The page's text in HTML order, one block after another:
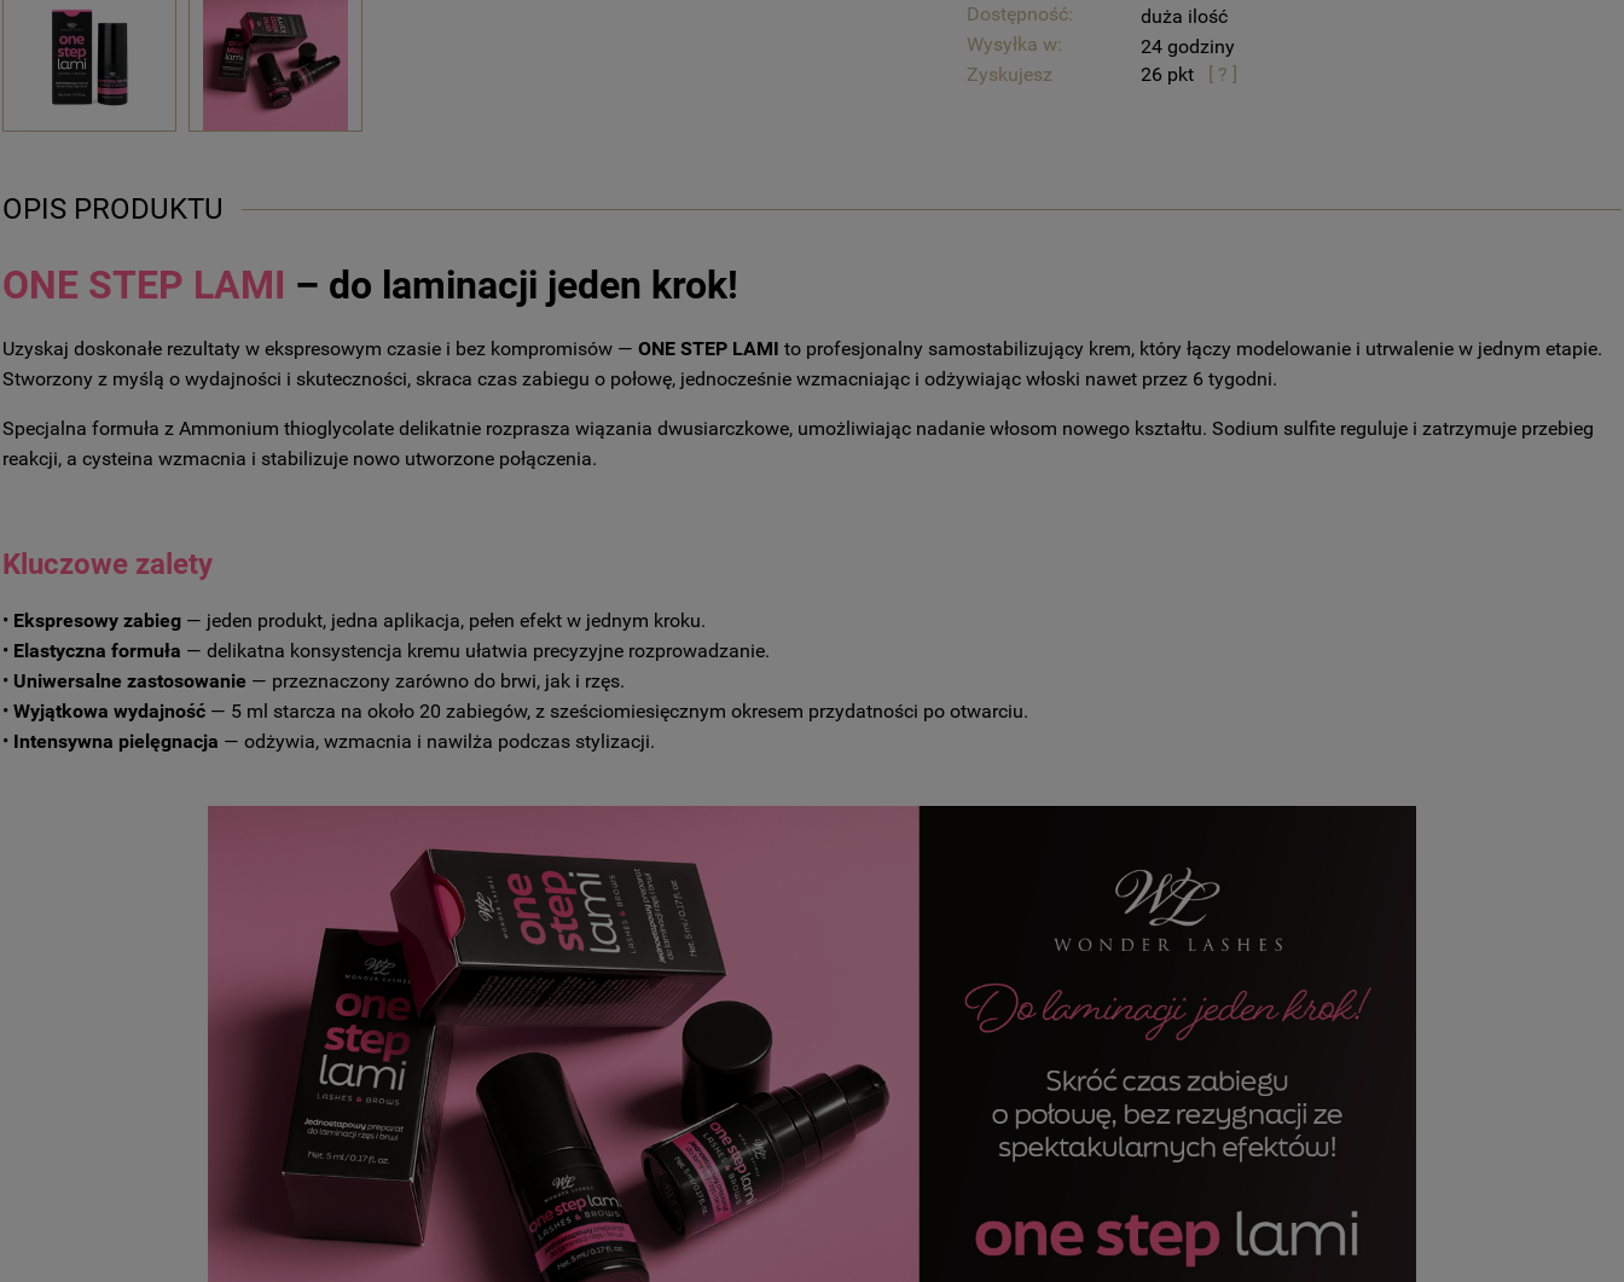
Dostępność:
duża ilość
Wysyłka w:
24 godziny
Zyskujesz
26 [ ? ]
OPIS PRODUKTU
ONE STEP LAMI – do laminacji jeden krok!
Uzyskaj doskonałe rezultaty w ekspresowym czasie i bez kompromisów — ONE STEP LAMI to profesjonalny samostabilizujący krem, który łączy modelowanie i utrwalenie w jednym etapie.
Stworzony z myślą o wydajności i skuteczności, skraca czas zabiegu o połowę, jednocześnie wzmacniając i odżywiając włoski nawet przez 6 tygodni.
Specjalna formuła z Ammonium thioglycolate delikatnie rozprasza wiązania dwusiarczkowe, umożliwiając nadanie włosom nowego kształtu. Sodium sulfite reguluje i zatrzymuje przebieg
reakcji, a cysteina wzmacnia i stabilizuje nowo utworzone połączenia.
Kluczowe zalety
• Ekspresowy zabieg — jeden produkt, jedna aplikacja, pełen efekt w jednym kroku.
• Elastyczna formuła — delikatna konsystencja kremu ułatwia precyzyjne rozprowadzanie.
• Uniwersalne zastosowanie — przeznaczony zarówno do brwi, jak i rzęs.
• Wyjątkowa wydajność — 5 ml starcza na około 20 zabiegów, z sześciomiesięcznym okresem przydatności po otwarciu.
• Intensywna pielęgnacja — odżywia, wzmacnia i nawilża podczas stylizacji.